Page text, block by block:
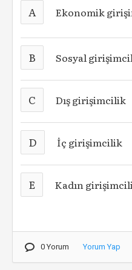
A Ekonomik
B Sosyal
C Dış girişimcilik
D İç girişimcilik
E Kadın
0 Yorum Yorum Yap